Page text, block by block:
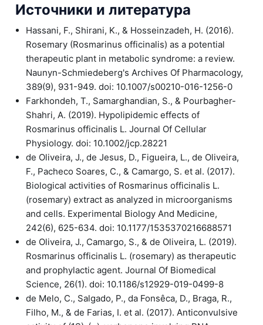
Источники и литература
Hassani, F., Shirani, K., & Hosseinzadeh, H. (2016).
Rosemary (Rosmarinus officinalis) as a potential
therapeutic plant in metabolic syndrome: a review.
Naunyn-Schmiedeberg's Archives Of Pharmacology,
389(9), 931-949. doi: 10.1007/s00210-016-1256-0
Farkhondeh, T., Samarghandian, S., & Pourbagher-
Shahri, A. (2019). Hypolipidemic effects of
Rosmarinus officinalis L. Journal Of Cellular
Physiology. doi: 10.1002/jcp.28221
de Oliveira, J., de Jesus, D., Figueira, L., de Oliveira,
F., Pacheco Soares, C., & Camargo, S. et al. (2017).
Biological activities of Rosmarinus officinalis L.
(rosemary) extract as analyzed in microorganisms
and cells. Experimental Biology And Medicine,
242(6), 625-634. doi: 10.1177/1535370216688571
de Oliveira, J., Camargo, S., & de Oliveira, L. (2019).
Rosmarinus officinalis L. (rosemary) as therapeutic
and prophylactic agent. Journal Of Biomedical
Science, 26(1). doi: 10.1186/s12929-019-0499-8
de Melo, C., Salgado, P., da Fonsêca, D., Braga, R.,
Filho, M., & de Farias, I. et al. (2017). Anticonvulsive